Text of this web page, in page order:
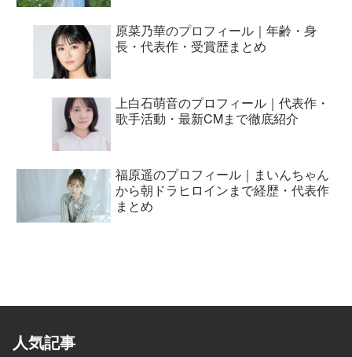
原菜乃華のプロフィール｜年齢・身
長・代表作・受賞歴まとめ
上白石萌音のプロフィール｜代表作・
歌手活動・最新CMまで徹底紹介
福原遥のプロフィール｜まいんちゃん
から朝ドラヒロインまで経歴・代表作
まとめ
人気記事